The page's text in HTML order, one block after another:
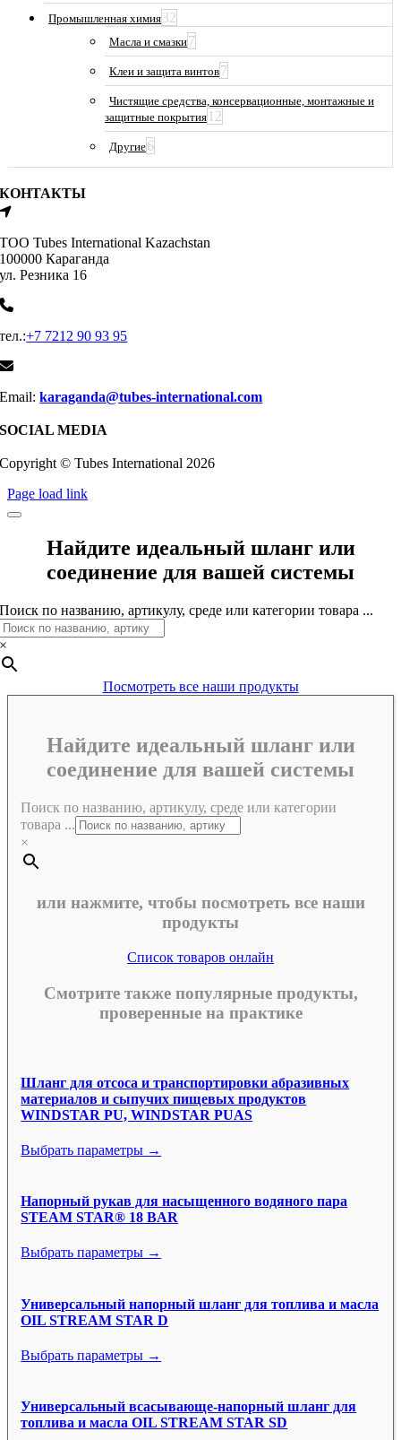
Промышленная химия32
Масла и смазки7
Клеи и защита винтов7
Чистящие средства, консервационные, монтажные и
защитные покрытия 12
Другие6
КОНТАКТЫ
ТОО Tubes International Kazachstan
100000 Караганда
ул. Резника 16
тел.:+7 7212 90 93 95
Email:karaganda@tubes-international.com
SOCIAL MEDIA
Copyright © Tubes International 2026
Page load link
Найдите идеальный шланг или
соединение для вашей системы
Поиск по названию, артикулу, среде или категории товара ...
×
Посмотреть все наши продукты
Найдите идеальный шланг или
соединение для вашей системы
Поиск по названию, артикулу, среде или категории
товара ...
×
или нажмите, чтобы посмотреть все наши
продукты
Список товаров онлайн
Смотрите также популярные продукты,
проверенные на практике
Шланг для отсоса и транспортировки абразивных
материалов и сыпучих пищевых продуктов
WINDSTAR PU, WINDSTAR PUAS
Выбрать параметры →
Напорный рукав для насыщенного водяного пара
STEAM STAR® 18 BAR
Выбрать параметры →
Универсальный напорный шланг для топлива и масла
OIL STREAM STAR D
Выбрать параметры →
Универсальный всасывающе-напорный шланг для
топлива и масла OIL STREAM STAR SD